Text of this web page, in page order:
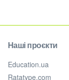
Наші проєкти
Education.ua
Ratatype.com